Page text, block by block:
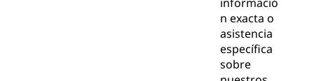
n exacta o
asistencia
específica
sobre